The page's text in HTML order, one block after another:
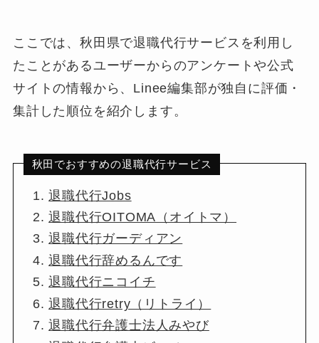
ここでは、秋田県で退職代行サービスを利用し
たことがあるユーザーからのアンケートや公式
サイトの情報から、Linee編集部が独自に評価・
集計した順位を紹介します。
秋田でおすすめの退職代行サービス
退職代行Jobs
退職代行OITOMA（オイトマ）
退職代行ガーディアン
退職代行辞めるんです
退職代行ニコイチ
退職代行retry（リトライ）
退職代行弁護士法人みやび